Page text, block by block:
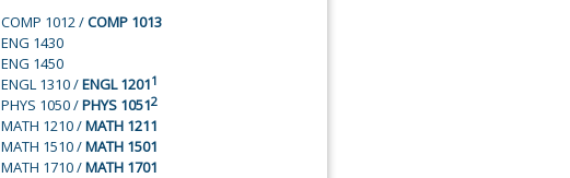
COMP 1012 /COMP 1013
ENG 1430
ENG 1450
ENGL 1310 /ENGL 12011
PHYS 1050 /PHYS 10512
MATH 1210 /MATH 1211
MATH 1510 /MATH 1501
MATH 1710 /MATH 1701